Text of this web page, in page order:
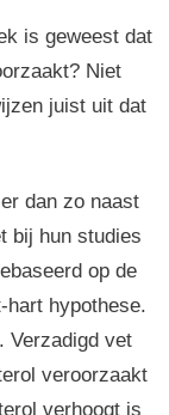
is geweest dat
Niet
juist uit dat
dan zo naast
bij hun studies
op de
hart hypothese.
Verzadigd vet
veroorzaakt
verhoogt is